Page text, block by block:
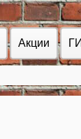
Акции